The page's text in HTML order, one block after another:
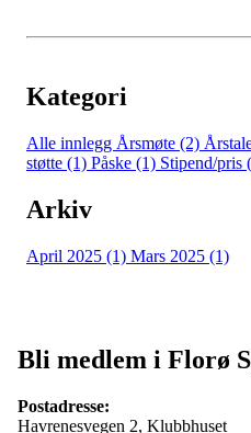
Kategori
Alle innlegg Årsmøte (2)
støtte (1) Påske (1) Stipend/pris
Arkiv
April 2025 (1) Mars 2025 (1)
Bli medlem i Florø
Postadresse:
Havrenesvegen 2, Klubbhuset